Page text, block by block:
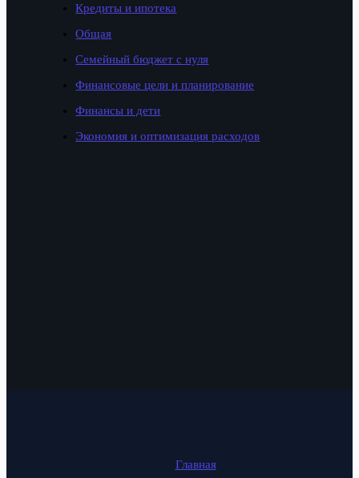
Кредиты и ипотека
Общая
Семейный бюджет с нуля
Финансовые цели и планирование
Финансы и дети
Экономия и оптимизация расходов
Главная